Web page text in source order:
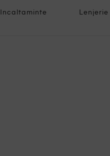
Incaltaminte Lenjerie